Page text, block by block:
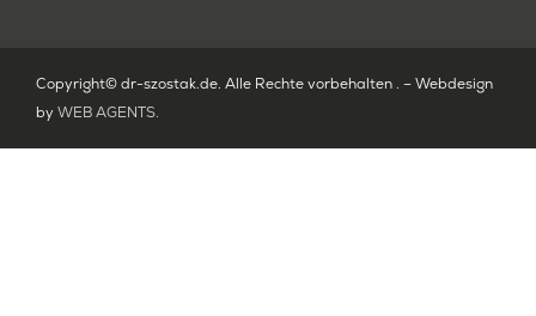
Copyright© dr-szostak.de. Alle Rechte vorbehalten . – Webdesign
by WEB AGENTS.